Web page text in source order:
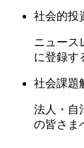
社会的投
ニュース
に登録す
社会課題
法人・自
の皆さま